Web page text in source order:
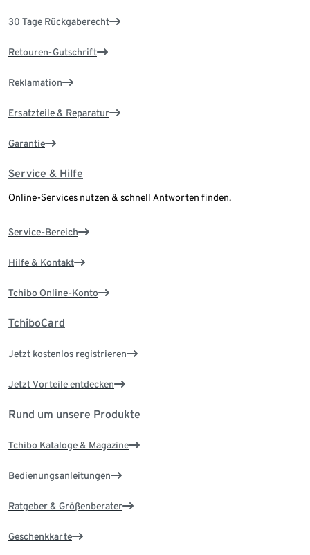
30 Tage Rückgaberecht
Retouren-Gutschrift
Reklamation
Ersatzteile & Reparatur
Garantie
Service & Hilfe
Online-Services nutzen & schnell Antworten finden.
Service-Bereich
Hilfe & Kontakt
Tchibo Online-Konto
TchiboCard
Jetzt kostenlos registrieren
Jetzt Vorteile entdecken
Rund um unsere Produkte
Tchibo Kataloge & Magazine
Bedienungsanleitungen
Ratgeber & Größenberater
Geschenkkarte